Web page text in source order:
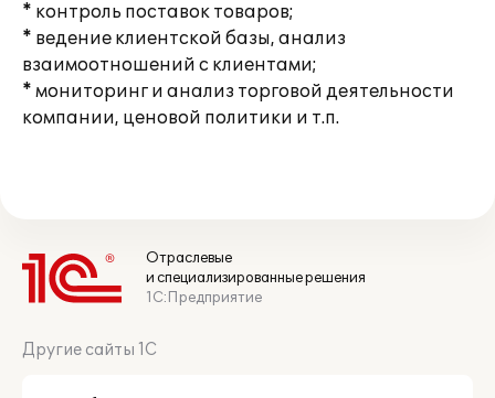
* контроль поставок товаров;
* ведение клиентской базы, анализ
взаимоотношений с клиентами;
* мониторинг и анализ торговой деятельности
компании, ценовой политики и т.п.
Отраслевые
и специализированные решения
1С:Предприятие
Другие сайты 1С